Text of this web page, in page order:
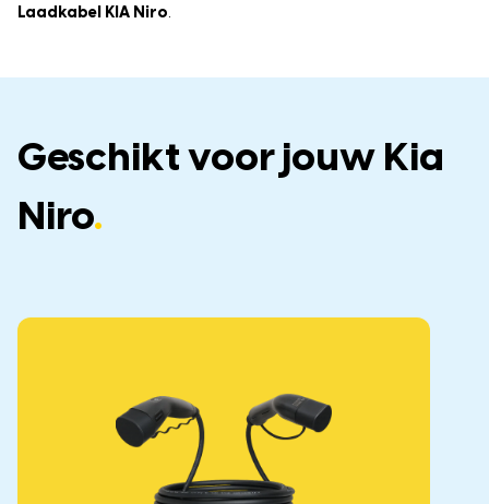
Laadkabel KIA Niro.
Geschikt voor jouw Kia
Niro.